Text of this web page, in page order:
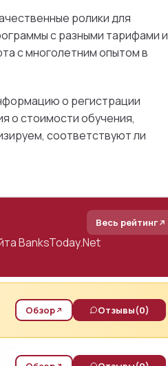
ролики для
с разными тарифами и
с многолетним опытом в
о регистрации
о стоимости обучения,
соответствуют ли
Весь рейтинг
BanksToday.Net
Обзор Отзывы(0)